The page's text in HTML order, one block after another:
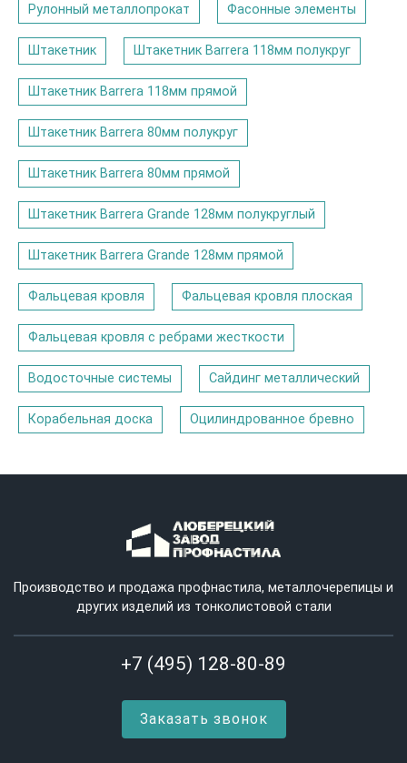
Рулонный металлопрокат Фасонные элементы
Штакетник Штакетник Barrera 118мм полукруг
Штакетник Barrera 118мм прямой
Штакетник Barrera 80мм полукруг
Штакетник Barrera 80мм прямой
Штакетник Barrera Grande 128мм полукруглый
Штакетник Barrera Grande 128мм прямой
Фальцевая кровля Фальцевая кровля плоская
Фальцевая кровля с ребрами жесткости
Водосточные системы Сайдинг металлический
Корабельная доска Оцилиндрованное бревно
Производство и продажа профнастила, металлочерепицы и
других изделий из тонколистовой стали
+7 (495) 128-80-89
Заказать звонок